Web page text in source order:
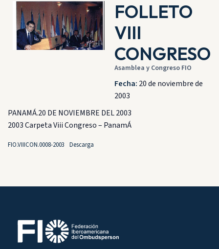
FOLLETO
VIII
CONGRESO
Asamblea y Congreso FIO
Fecha: 20 de noviembre de
2003
PANAMÁ.20 DE NOVIEMBRE DEL 2003
2003 Carpeta Viii Congreso – PanamÁ
FIO.VIIICON.0008-2003 Descarga